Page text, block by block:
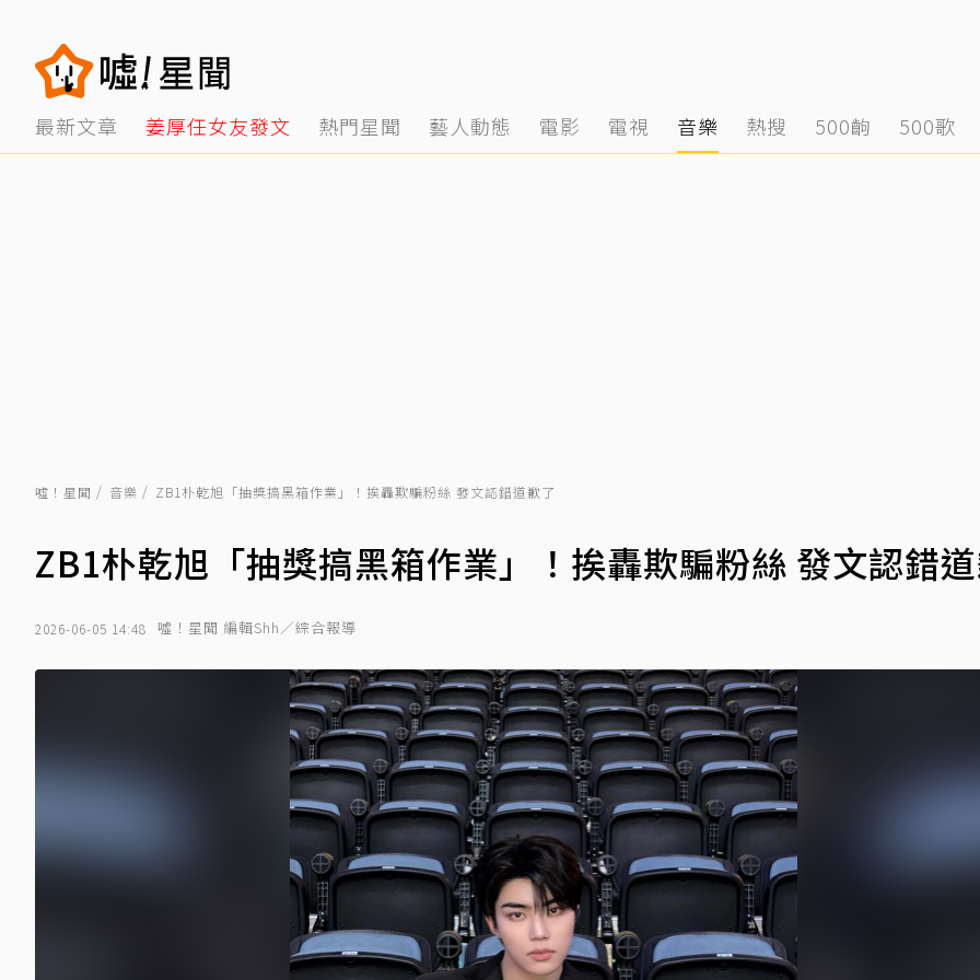
最新文章 姜厚任女友發文 熱門星聞 藝人動態 電影 電視 音樂 熱搜 500齣 500歌
噓！星聞 音樂 ZB1朴乾旭「抽獎搞黑箱作業」！挨轟欺騙粉絲 發文認錯道歉了
ZB1朴乾旭「抽獎搞黑箱作業」！挨轟欺騙粉絲 發文認錯
2026-06-05 14:48 噓！星聞 編輯Shh／綜合報導